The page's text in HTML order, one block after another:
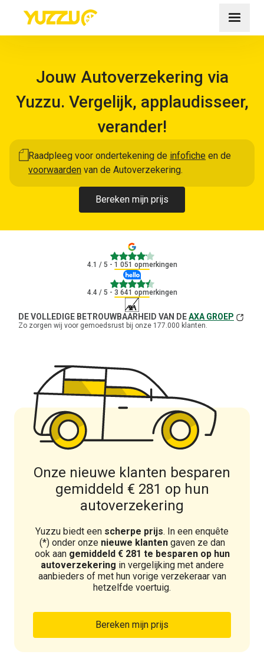
Jouw Autoverzekering via
Yuzzu. Vergelijk, applaudisseer,
verander!
Raadpleeg voor ondertekening de infofiche en de
voorwaarden van de Autoverzekering.
Bereken mijn prijs
4.1
4.1 / 5 - 1 051 opmerkingen
4.4
4.4 / 5 - 3 641 opmerkingen
DE VOLLEDIGE BETROUWBAARHEID VAN DEAXA GROEP
Zo zorgen wij voor gemoedsrust bij onze 177.000 klanten.
Onze nieuwe klanten besparen
gemiddeld € 281 op hun
autoverzekering
Yuzzu biedt een scherpe prijs. In een enquête
(*) onder onze nieuwe klantengaven ze dan
ook aan gemiddeld € 281 te besparen op hun
autoverzekering in vergelijking met andere
aanbieders of met hun vorige verzekeraar van
hetzelfde voertuig.
Bereken mijn prijs